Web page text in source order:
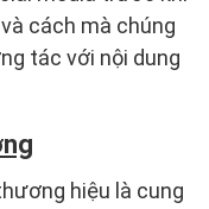
cách mà chúng
tác với nội dung
hiệu là cung